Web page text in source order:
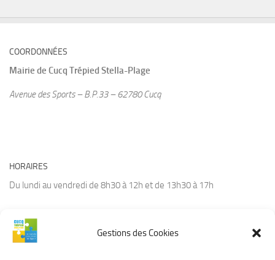
Gestions des Cookies
COORDONNÉES
Mairie de Cucq Trépied Stella-Plage
Avenue des Sports – B.P.33 – 62780 Cucq
HORAIRES
Du lundi au vendredi de 8h30 à 12h et de 13h30 à 17h
CONTACT